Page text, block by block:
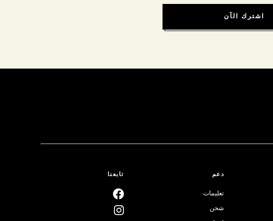
اشترك الآن
دعم
تعليمات
شحن
تابعنا